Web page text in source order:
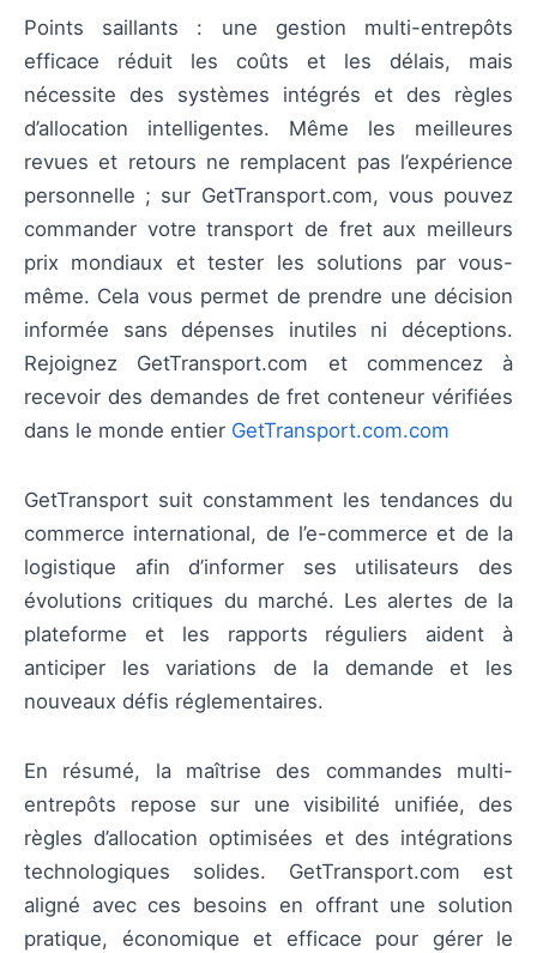
Points saillants : une gestion multi-entrepôts
efficace réduit les coûts et les délais, mais
nécessite des systèmes intégrés et des règles
d’allocation intelligentes. Même les meilleures
revues et retours ne remplacent pas l’expérience
personnelle ; sur GetTransport.com, vous pouvez
commander votre transport de fret aux meilleurs
prix mondiaux et tester les solutions par vous-
même. Cela vous permet de prendre une décision
informée sans dépenses inutiles ni déceptions.
Rejoignez GetTransport.com et commencez à
recevoir des demandes de fret conteneur vérifiées
dans le monde entier GetTransport.com.com
GetTransport suit constamment les tendances du
commerce international, de l’e-commerce et de la
logistique afin d’informer ses utilisateurs des
évolutions critiques du marché. Les alertes de la
plateforme et les rapports réguliers aident à
anticiper les variations de la demande et les
nouveaux défis réglementaires.
En résumé, la maîtrise des commandes multi-
entrepôts repose sur une visibilité unifiée, des
règles d’allocation optimisées et des intégrations
technologiques solides. GetTransport.com est
aligné avec ces besoins en offrant une solution
pratique, économique et efficace pour gérer le